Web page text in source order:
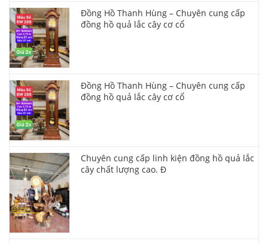
Đồng Hồ Thanh Hùng – Chuyên cung cấp
đồng hồ quả lắc cây cơ cổ
Đồng Hồ Thanh Hùng – Chuyên cung cấp
đồng hồ quả lắc cây cơ cổ
Chuyên cung cấp linh kiện đồng hồ quả lắc
cây chất lượng cao. Đ